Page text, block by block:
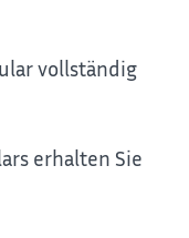
vollständig
erhalten Sie